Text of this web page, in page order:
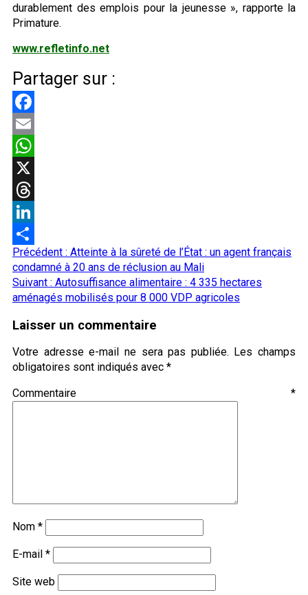
durablement des emplois pour la jeunesse », rapporte la
Primature.
www.refletinfo.net
Partager sur :
Facebook
Email
WhatsApp
X
Threads
LinkedIn
Partager
Navigation
d’article
Précédent : Atteinte à la sûreté de l’État : un agent français
condamné à 20 ans de réclusion au Mali
Suivant : Autosuffisance alimentaire : 4 335 hectares
aménagés mobilisés pour 8 000 VDP agricoles
Laisser un commentaire
Votre adresse e-mail ne sera pas publiée. Les champs
obligatoires sont indiqués avec *
Commentaire *
Nom *
E-mail *
Site web